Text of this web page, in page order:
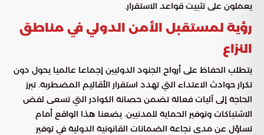
يعملون على تثبيت قواعد الاستقرار.
رؤية لمستقبل الأمن الدولي في مناطق
النزاع
يتطلب الحفاظ على أرواح الجنود الدوليين إجماعا عالميا يحول دون
تكرار حوادث الاعتداء التي تهدد استقرار الأقاليم المضطربة. تبرز
الحاجة إلى آليات فعالة تضمن حصانة الكوادر التي تسعى لفض
الاشتباكات وتوفير الحماية للمدنيين. يضعنا هذا الواقع أمام
تساؤل عن مدى نجاعة الضمانات القانونية الدولية في توفير